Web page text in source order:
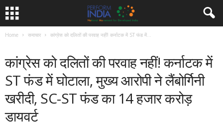
Home समाचार कांग्रेस को दलितों की परवाह नहीं! कर्नाटक में ST फंड में...
कांग्रेस को दलितों की परवाह नहीं! कर्नाटक में
ST फंड में घोटाला, मुख्य आरोपी ने लैंबोर्गिनी
खरीदी, SC-ST फंड का 14 हजार करोड़
डायवर्ट